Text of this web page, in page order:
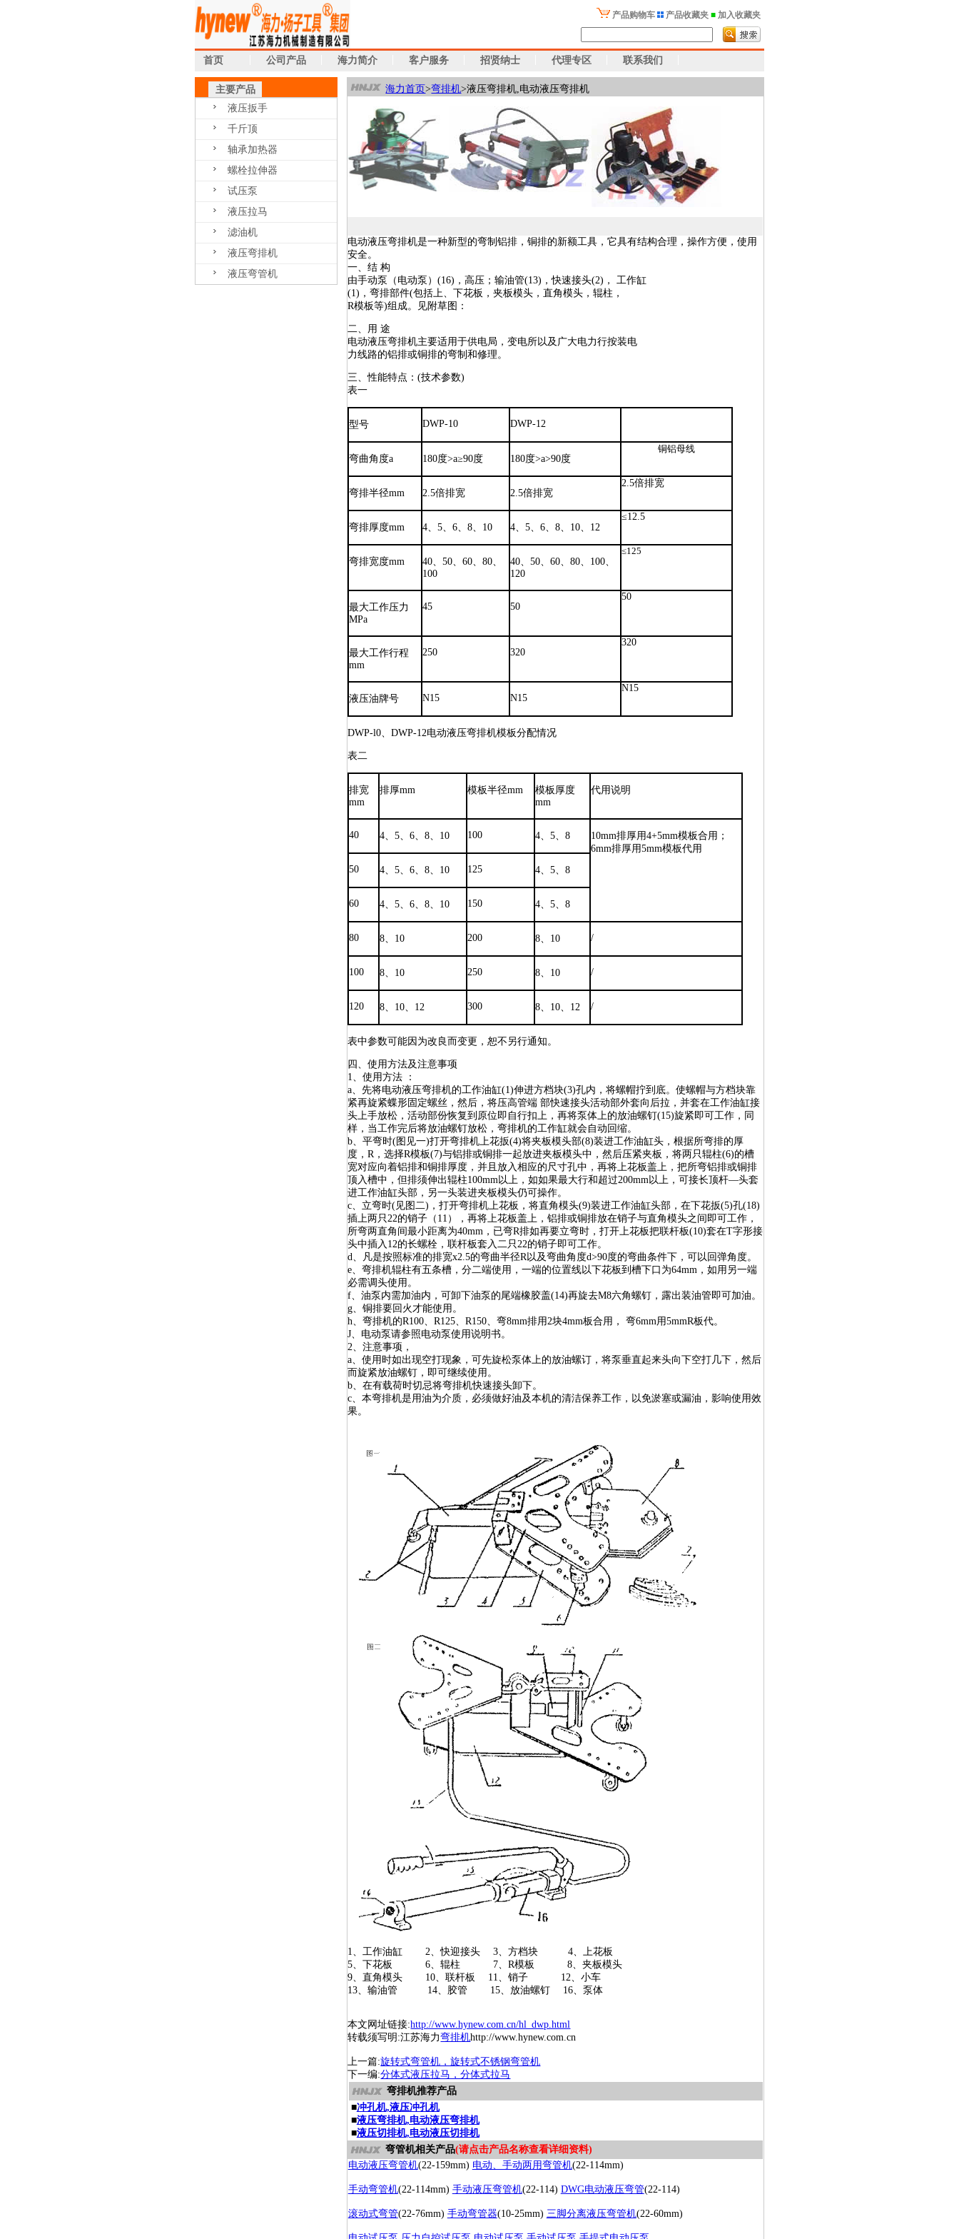
产品购物车 产品收藏夹 ■ 加入收藏夹
首页 公司产品 海力简介 客户服务 招贤纳士 代理专区 联系我们
主要产品
液压扳手
千斤顶
轴承加热器
螺栓拉伸器
试压泵
液压拉马
滤油机
液压弯排机
液压弯管机
海力首页>弯排机>液压弯排机,电动液压弯排机
电动液压弯排机是一种新型的弯制铝排，铜排的新额工具，它具有结构合理，操作方便，使用
安全。
一、结 构
由手动泵（电动泵）(16)，高压；输油管(13)，快速接头(2)， 工作缸
(1)，弯排部件(包括上、下花板，夹板模头，直角模头，辊柱，
R模板等)组成。见附草图：
二、用 途
电动液压弯排机主要适用于供电局，变电所以及广大电力行按装电
力线路的铝排或铜排的弯制和修理。
三、性能特点：(技术参数)
表一
型号 DWP-10 DWP-12
弯曲角度a 180度>a≥90度 180度>a>90度
铜铝母线
弯排半径mm 2.5倍排宽 2.5倍排宽
2.5倍排宽
弯排厚度mm 4、5、6、8、10 4、5、6、8、10、12
≤12.5
弯排宽度mm
40、50、60、80、
100
40、50、60、80、100、
120
≤125
最大工作压力
MPa
45 50
50
最大工作行程
mm
250 320
320
液压油牌号 N15 N15
N15
DWP-l0、DWP-12电动液压弯排机模板分配情况
表二
排宽
mm
排厚mm 模板半径mm
模板厚度
mm
代用说明
40 4、5、6、8、10 100 4、5、8
10mm排厚用4+5mm模板合用；
6mm排厚用5mm模板代用
50
4、5、6、8、10 125 4、5、8
60 4、5、6、8、10 150 4、5、8
80 8、10 200 8、10 /
100 8、10 250 8、10 /
120 8、10、12 300 8、10、12 /
表中参数可能因为改良而变更，恕不另行通知。
四、使用方法及注意事项
1、使用方法 ：
a、先将电动液压弯排机的工作油缸(1)伸进方档块(3)孔内，将螺帽拧到底。使螺帽与方档块靠
紧再旋紧蝶形固定螺丝，然后，将压高管端 部快速接头活动部外套向后拉，并套在工作油缸接
头上手放松，活动部份恢复到原位即自行扣上，再将泵体上的放油螺钉(15)旋紧即可工作，同
样，当工作完后将放油螺钉放松，弯排机的工作缸就会自动回缩。
b、平弯时(图见一)打开弯排机上花扳(4)将夹板模头部(8)装进工作油缸头，根据所弯排的厚
度，R，选择R模板(7)与铝排或铜排一起放进夹板模头中，然后压紧夹板，将两只辊柱(6)的槽
宽对应向着铝排和铜排厚度，并且放入相应的尺寸孔中，再将上花板盖上，把所弯铝排或铜排
顶入槽中，但排须伸出辊柱100mm以上，如如果最大行和超过200mm以上，可接长顶杆—头套
进工作油缸头部，另一头装进夹板模头仍可操作。
c、立弯时(见图二)，打开弯排机上花板，将直角模头(9)装进工作油缸头部，在下花扳(5)孔(18)
插上两只22的销子（11），再将上花板盖上，铝排或铜排放在销子与直角模头之间即可工作，
所弯两直角间最小距离为40mm，已弯R排如再要立弯时，打开上花板把联杆板(10)套在T字形接
头中插入12的长螺栓，联杆板套入二只22的销子即可工作。
d、凡是按照标准的排宽x2.5的弯曲半径R以及弯曲角度d>90度的弯曲条件下，可以回弹角度。
e、弯排机辊柱有五条槽，分二端使用，一端的位置线以下花板到槽下口为64mm，如用另一端
必需调头使用。
f、油泵内需加油内，可卸下油泵的尾端橡胶盖(14)再旋去M8六角螺钉，露出装油管即可加油。
g、铜排要回火才能使用。
h、弯排机的R100、R125、R150、弯8mm排用2块4mm板合用， 弯6mm用5mmR板代。
J、电动泵请参照电动泵使用说明书。
2、注意事项，
a、使用时如出现空打现象，可先旋松泵体上的放油螺订，将泵垂直起来头向下空打几下，然后
而旋紧放油螺钉，即可继续使用。
b、在有载荷时切忌将弯排机快速接头卸下。
c、本弯排机是用油为介质，必须做好油及本机的清洁保养工作，以免淤塞或漏油，影响使用效
果。
1、工作油缸 2、快迎接头 3、方档块 4、上花板
5、下花板 6、辊柱 7、R模板 8、夹板模头
9、直角模头 10、联杆板 11、销子 12、小车
13、输油管 14、胶管 15、放油螺钉 16、泵体
本文网址链接:http://www.hynew.com.cn/hl_dwp.html
转载须写明:江苏海力弯排机http://www.hynew.com.cn
上一篇:旋转式弯管机，旋转式不锈钢弯管机
下一编:分体式液压拉马，分体式拉马
弯排机推荐产品
■冲孔机,液压冲孔机
■液压弯排机,电动液压弯排机
■液压切排机,电动液压切排机
弯管机相关产品(请点击产品名称查看详细资料)
电动液压弯管机(22-159mm) 电动、手动两用弯管机(22-114mm)
手动弯管机(22-114mm) 手动液压弯管机(22-114) DWG电动液压弯管(22-114)
滚动式弯管(22-76mm) 手动弯管器(10-25mm) 三脚分离液压弯管机(22-60mm)